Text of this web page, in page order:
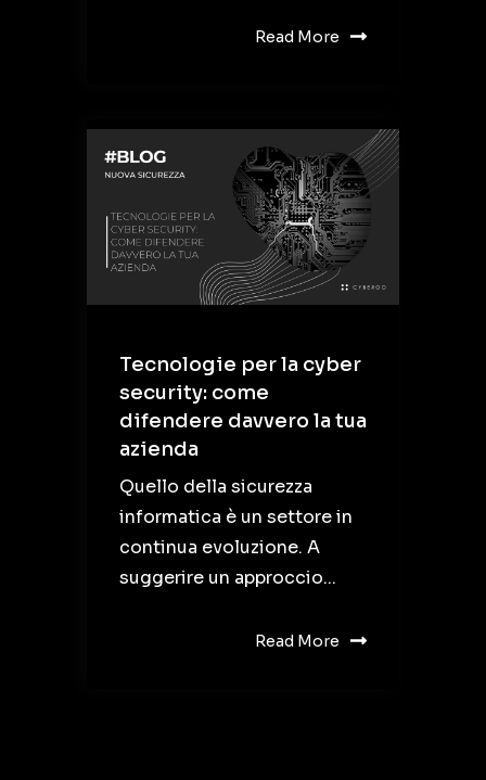
Read More
Tecnologie per la cyber
security: come
difendere davvero la tua
azienda
Quello della sicurezza
informatica è un settore in
continua evoluzione. A
suggerire un approccio...
Read More